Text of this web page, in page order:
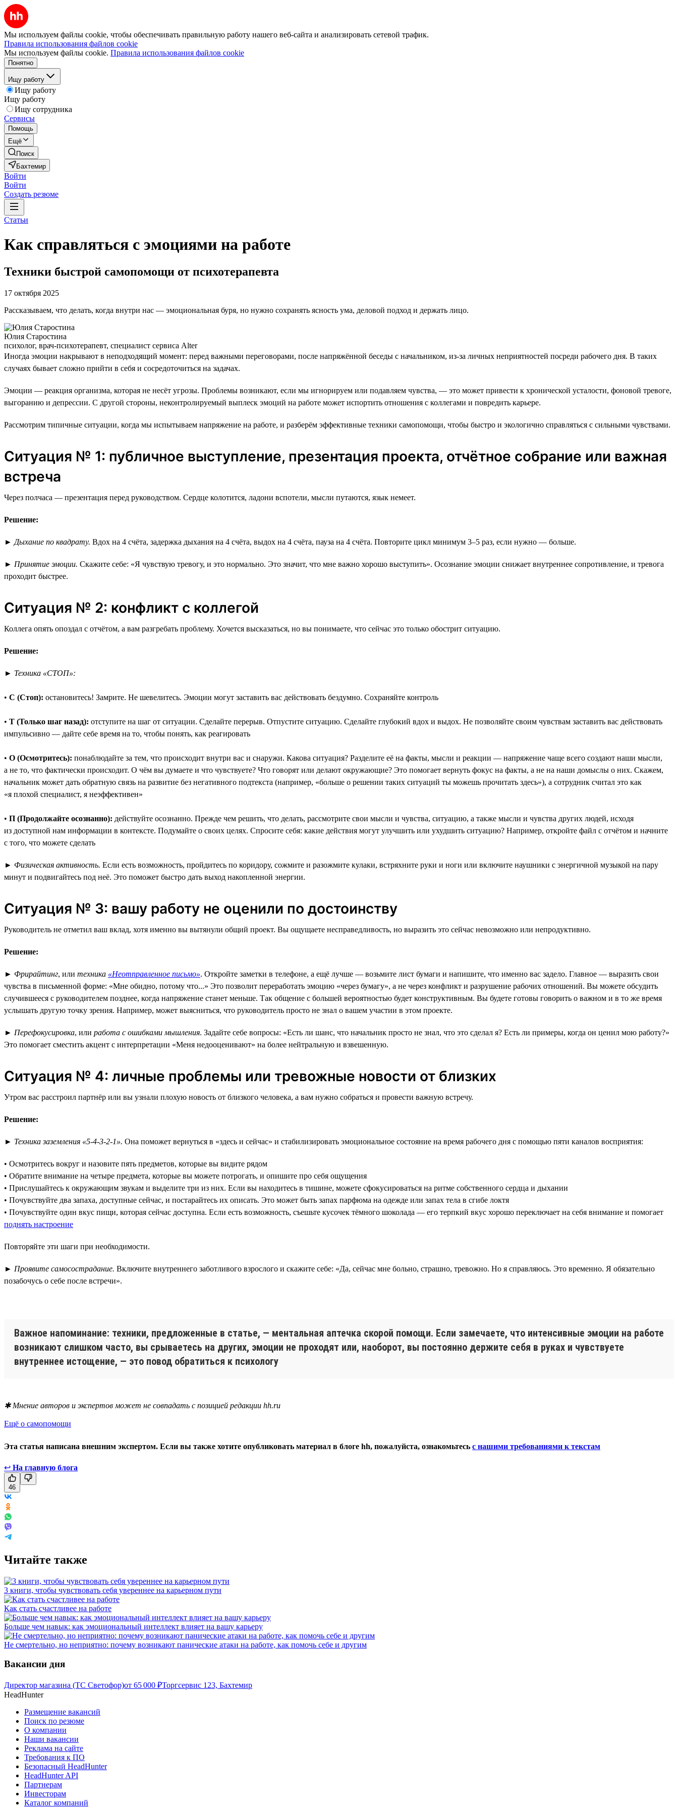
Мы используем файлы cookie, чтобы обеспечивать правильную работу нашего веб-сайта и анализировать сетевой трафик.
Правила использования файлов cookie
Мы используем файлы cookie. Правила использования файлов cookie
Понятно
Ищу работу
Ищу работу
Ищу работу
Ищу сотрудника
Сервисы
Помощь
Ещё
Поиск
Бахтемир
Войти
Войти
Создать резюме
Статьи
Как справляться с эмоциями на работе
Техники быстрой самопомощи от психотерапевта
17 октября 2025
Рассказываем, что делать, когда внутри нас — эмоциональная буря, но нужно сохранять ясность ума, деловой подход и держать лицо.
Юлия Старостина
психолог, врач-психотерапевт, специалист сервиса Alter
Иногда эмоции накрывают в неподходящий момент: перед важными переговорами, после напряжённой беседы с начальником, из-за личных неприятностей посреди рабочего дня. В таких
случаях бывает сложно прийти в себя и сосредоточиться на задачах.
Эмоции — реакция организма, которая не несёт угрозы. Проблемы возникают, если мы игнорируем или подавляем чувства, — это может привести к хронической усталости, фоновой тревоге,
выгоранию и депрессии. С другой стороны, неконтролируемый выплеск эмоций на работе может испортить отношения с коллегами и повредить карьере.
Рассмотрим типичные ситуации, когда мы испытываем напряжение на работе, и разберём эффективные техники самопомощи, чтобы быстро и экологично справляться с сильными чувствами.
Ситуация № 1: публичное выступление, презентация проекта, отчётное собрание или важная
встреча
Через полчаса — презентация перед руководством. Сердце колотится, ладони вспотели, мысли путаются, язык немеет.
Решение:
► Дыхание по квадрату. Вдох на 4 счёта, задержка дыхания на 4 счёта, выдох на 4 счёта, пауза на 4 счёта. Повторите цикл минимум 3–5 раз, если нужно — больше.
► Принятие эмоции. Скажите себе: «Я чувствую тревогу, и это нормально. Это значит, что мне важно хорошо выступить». Осознание эмоции снижает внутреннее сопротивление, и тревога
проходит быстрее.
Ситуация № 2: конфликт с коллегой
Коллега опять опоздал с отчётом, а вам разгребать проблему. Хочется высказаться, но вы понимаете, что сейчас это только обострит ситуацию.
Решение:
► Техника «СТОП»:
• С (Стоп): остановитесь! Замрите. Не шевелитесь. Эмоции могут заставить вас действовать бездумно. Сохраняйте контроль
• Т (Только шаг назад): отступите на шаг от ситуации. Сделайте перерыв. Отпустите ситуацию. Сделайте глубокий вдох и выдох. Не позволяйте своим чувствам заставить вас действовать
импульсивно — дайте себе время на то, чтобы понять, как реагировать
• О (Осмотритесь): понаблюдайте за тем, что происходит внутри вас и снаружи. Какова ситуация? Разделите её на факты, мысли и реакции — напряжение чаще всего создают наши мысли,
а не то, что фактически происходит. О чём вы думаете и что чувствуете? Что говорят или делают окружающие? Это помогает вернуть фокус на факты, а не на наши домыслы о них. Скажем,
начальник может дать обратную связь на развитие без негативного подтекста (например, «больше о решении таких ситуаций ты можешь прочитать здесь»), а сотрудник считал это как
«я плохой специалист, я неэффективен»
• П (Продолжайте осознанно): действуйте осознанно. Прежде чем решить, что делать, рассмотрите свои мысли и чувства, ситуацию, а также мысли и чувства других людей, исходя
из доступной нам информации в контексте. Подумайте о своих целях. Спросите себя: какие действия могут улучшить или ухудшить ситуацию? Например, откройте файл с отчётом и начните
с того, что можете сделать
► Физическая активность. Если есть возможность, пройдитесь по коридору, сожмите и разожмите кулаки, встряхните руки и ноги или включите наушники с энергичной музыкой на пару
минут и подвигайтесь под неё. Это поможет быстро дать выход накопленной энергии.
Ситуация № 3: вашу работу не оценили по достоинству
Руководитель не отметил ваш вклад, хотя именно вы вытянули общий проект. Вы ощущаете несправедливость, но выразить это сейчас невозможно или непродуктивно.
Решение:
► Фрирайтинг, или техника «Неотправленное письмо». Откройте заметки в телефоне, а ещё лучше — возьмите лист бумаги и напишите, что именно вас задело. Главное — выразить свои
чувства в письменной форме: «Мне обидно, потому что...» Это позволит переработать эмоцию «через бумагу», а не через конфликт и разрушение рабочих отношений. Вы можете обсудить
случившееся с руководителем позднее, когда напряжение станет меньше. Так общение с большей вероятностью будет конструктивным. Вы будете готовы говорить о важном и в то же время
услышать другую точку зрения. Например, может выясниться, что руководитель просто не знал о вашем участии в этом проекте.
► Перефокусировка, или работа с ошибками мышления. Задайте себе вопросы: «Есть ли шанс, что начальник просто не знал, что это сделал я? Есть ли примеры, когда он ценил мою работу?»
Это помогает сместить акцент с интерпретации «Меня недооценивают» на более нейтральную и взвешенную.
Ситуация № 4: личные проблемы или тревожные новости от близких
Утром вас расстроил партнёр или вы узнали плохую новость от близкого человека, а вам нужно собраться и провести важную встречу.
Решение:
► Техника заземления «5-4-3-2-1». Она поможет вернуться в «здесь и сейчас» и стабилизировать эмоциональное состояние на время рабочего дня с помощью пяти каналов восприятия:
• Осмотритесь вокруг и назовите пять предметов, которые вы видите рядом
• Обратите внимание на четыре предмета, которые вы можете потрогать, и опишите про себя ощущения
• Прислушайтесь к окружающим звукам и выделите три из них. Если вы находитесь в тишине, можете сфокусироваться на ритме собственного сердца и дыхании
• Почувствуйте два запаха, доступные сейчас, и постарайтесь их описать. Это может быть запах парфюма на одежде или запах тела в сгибе локтя
• Почувствуйте один вкус пищи, которая сейчас доступна. Если есть возможность, съешьте кусочек тёмного шоколада — его терпкий вкус хорошо переключает на себя внимание и помогает
поднять настроение
Повторяйте эти шаги при необходимости.
► Проявите самосострадание. Включите внутреннего заботливого взрослого и скажите себе: «Да, сейчас мне больно, страшно, тревожно. Но я справляюсь. Это временно. Я обязательно
позабочусь о себе после встречи».
Важное напоминание: техники, предложенные в статье, — ментальная аптечка скорой помощи. Если замечаете, что интенсивные эмоции на работе
возникают слишком часто, вы срываетесь на других, эмоции не проходят или, наоборот, вы постоянно держите себя в руках и чувствуете
внутреннее истощение, — это повод обратиться к психологу
✱ Мнение авторов и экспертов может не совпадать с позицией редакции hh.ru
Ещё о самопомощи
Эта статья написана внешним экспертом. Если вы также хотите опубликовать материал в блоге hh, пожалуйста, ознакомьтесь с нашими требованиями к текстам
↩ На главную блога
46
Читайте также
3 книги, чтобы чувствовать себя увереннее на карьерном пути
Как стать счастливее на работе
Больше чем навык: как эмоциональный интеллект влияет на вашу карьеру
Не смертельно, но неприятно: почему возникают панические атаки на работе, как помочь себе и другим
Вакансии дня
Директор магазина (ТС Светофор)от 65 000 ₽Торгсервис 123, Бахтемир
HeadHunter
Размещение вакансий
Поиск по резюме
О компании
Наши вакансии
Реклама на сайте
Требования к ПО
Безопасный HeadHunter
HeadHunter API
Партнерам
Инвесторам
Каталог компаний